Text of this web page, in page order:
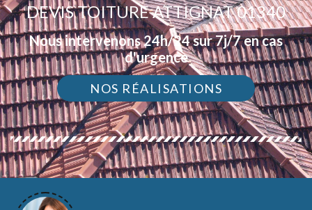
DEVIS TOITURE ATTIGNAT 01340
Nous intervenons 24h/24 sur 7j/7 en cas
d'urgence
NOS RÉALISATIONS